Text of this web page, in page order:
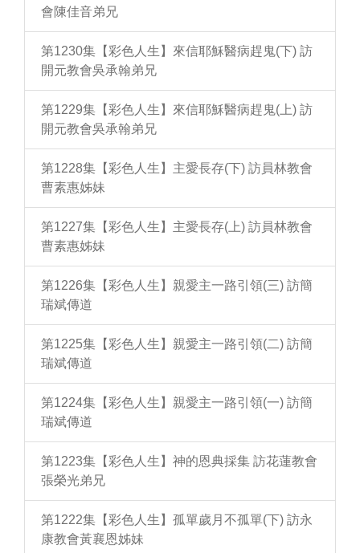
會陳佳音弟兄
第1230集【彩色人生】來信耶穌醫病趕鬼(下) 訪
開元教會吳承翰弟兄
第1229集【彩色人生】來信耶穌醫病趕鬼(上) 訪
開元教會吳承翰弟兄
第1228集【彩色人生】主愛長存(下) 訪員林教會
曹素惠姊妹
第1227集【彩色人生】主愛長存(上) 訪員林教會
曹素惠姊妹
第1226集【彩色人生】親愛主一路引領(三) 訪簡
瑞斌傳道
第1225集【彩色人生】親愛主一路引領(二) 訪簡
瑞斌傳道
第1224集【彩色人生】親愛主一路引領(一) 訪簡
瑞斌傳道
第1223集【彩色人生】神的恩典採集 訪花蓮教會
張榮光弟兄
第1222集【彩色人生】孤單歲月不孤單(下) 訪永
康教會黃襄恩姊妹